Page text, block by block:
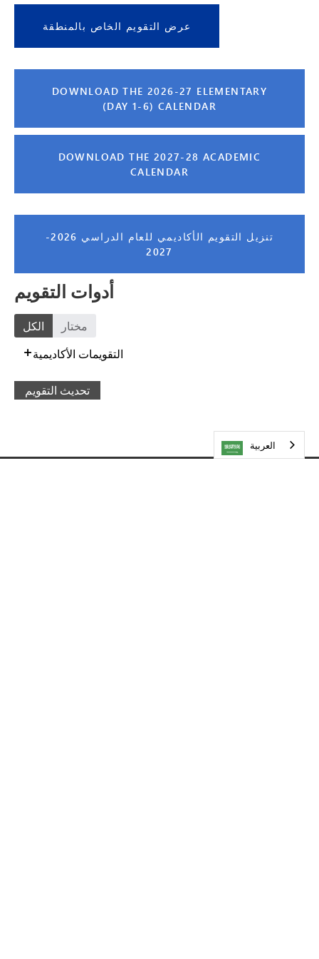
عرض التقويم الخاص بالمنطقة
DOWNLOAD THE 2026-27 ELEMENTARY
(DAY 1-6) CALENDAR
DOWNLOAD THE 2027-28 ACADEMIC
CALENDAR
تنزيل التقويم الأكاديمي للعام الدراسي 2026-
2027
أدوات التقويم
الكل
مختار
التقويمات الأكاديمية
تحديث التقويم
العربية‏